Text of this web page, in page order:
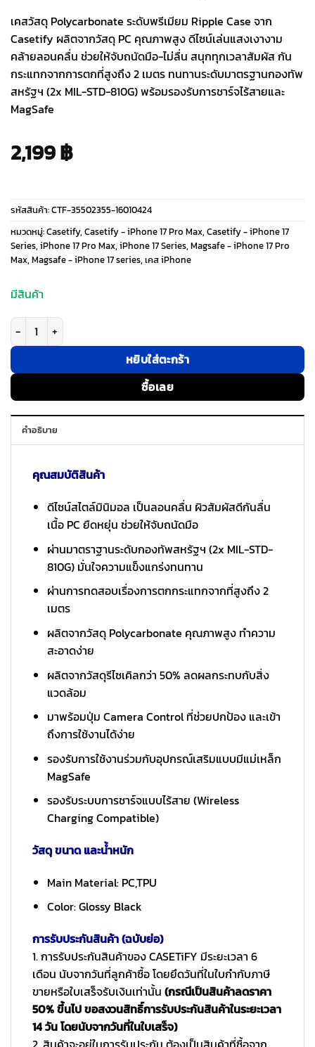
เคสวัสดุ Polycarbonate ระดับพรีเมียม Ripple Case จาก
Casetify ผลิตจากวัสดุ PC คุณภาพสูง ดีไซน์เล่นแสงเงางาม
คล้ายลอนคลื่น ช่วยให้จับถนัดมือ-ไม่ลื่น สนุกทุกเวลาสัมผัส กัน
กระแทกจากการตกที่สูงถึง 2 เมตร ทนทานระดับมาตรฐานกองทัพ
สหรัฐฯ (2x MIL-STD-810G) พร้อมรองรับการชาร์จไร้สายและ
MagSafe
2,199฿
รหัสสินค้า:CTF-35502355-16010424
หมวดหมู่:Casetify, Casetify - iPhone 17 Pro Max, Casetify - iPhone 17
Series, iPhone 17 Pro Max, iPhone 17 Series, Magsafe - iPhone 17 Pro
Max, Magsafe - iPhone 17 series, เคส iPhone
มีสินค้า
จำนวน Casetify รุ่น Ripple Case (Magsafe) - เคส iPhone 17 Pro Max -
หยิบใส่ตะกร้า
ซื้อเลย
คำอธิบาย
คุณสมบัติสินค้า
ดีไซน์สไตล์มินิมอล เป็นลอนคลื่น ผิวสัมผัสดีกันลื่น
เนื้อ PC ยืดหยุ่น ช่วยให้จับถนัดมือ
ผ่านมาตราฐานระดับกองทัพสหรัฐฯ (2x MIL-STD-
810G) มั่นใจความแข็งแกร่งทนทาน
ผ่านการทดสอบเรื่องการตกกระแทกจากที่สูงถึง 2
เมตร
ผลิตจากวัสดุ Polycarbonate คุณภาพสูง ทำความ
สะอาดง่าย
ผลิตจากวัสดุรีไซเคิลกว่า 50% ลดผลกระทบกับสิ่ง
แวดล้อม
มาพร้อมปุ่ม Camera Control ที่ช่วยปกป้อง และเข้า
ถึงการใช้งานได้ง่าย
รองรับการใช้งานร่วมกับอุปกรณ์เสริมแบบมีแม่เหล็ก
MagSafe
รองรับระบบการชาร์จแบบไร้สาย (Wireless
Charging Compatible)
วัสดุ ขนาด และน้ำหนัก
Main Material: PC,TPU
Color: Glossy Black
การรับประกันสินค้า (ฉบับย่อ)
1. การรับประกันสินค้าของ CASETiFY มีระยะเวลา 6
เดือน นับจากวันที่ลูกค้าซื้อ โดยยึดวันที่ในใบกำกับภาษี
ขายหรือใบเสร็จรับเงินเท่านั้น (กรณีเป็นสินค้าลดราคา
50% ขึ้นไป ขอสงวนสิทธิ์การรับประกันสินค้าในระยะเวลา
14 วัน โดยนับจากวันที่ในใบเสร็จ)